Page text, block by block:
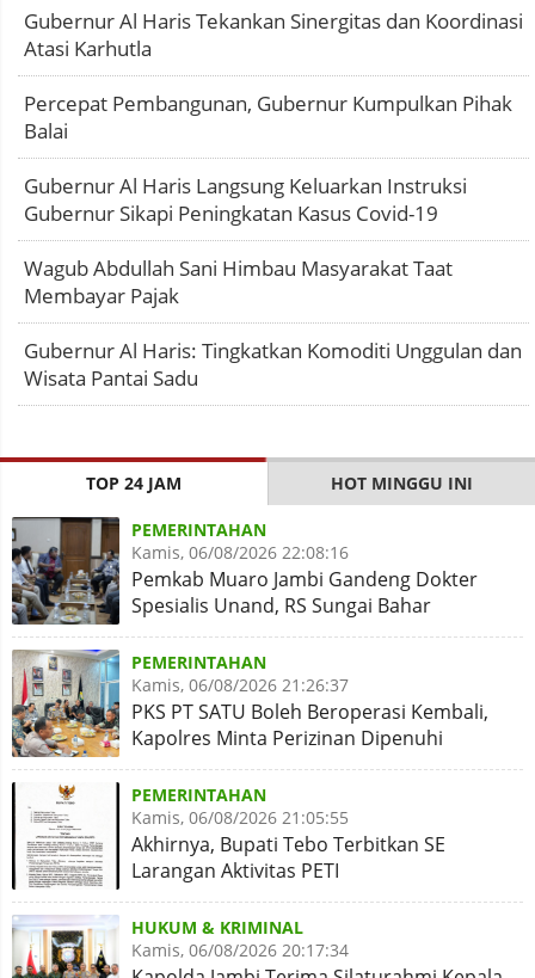
Gubernur Al Haris Tekankan Sinergitas dan Koordinasi
Atasi Karhutla
Percepat Pembangunan, Gubernur Kumpulkan Pihak
Balai
Gubernur Al Haris Langsung Keluarkan Instruksi
Gubernur Sikapi Peningkatan Kasus Covid-19
Wagub Abdullah Sani Himbau Masyarakat Taat
Membayar Pajak
Gubernur Al Haris: Tingkatkan Komoditi Unggulan dan
Wisata Pantai Sadu
TOP 24 JAM HOT MINGGU INI
PEMERINTAHAN
Kamis, 06/08/2026 22:08:16
Pemkab Muaro Jambi Gandeng Dokter
Spesialis Unand, RS Sungai Bahar
Disiapkan Naik Kelas
PEMERINTAHAN
Kamis, 06/08/2026 21:26:37
PKS PT SATU Boleh Beroperasi Kembali,
Kapolres Minta Perizinan Dipenuhi
PEMERINTAHAN
Kamis, 06/08/2026 21:05:55
Akhirnya, Bupati Tebo Terbitkan SE
Larangan Aktivitas PETI
HUKUM & KRIMINAL
Kamis, 06/08/2026 20:17:34